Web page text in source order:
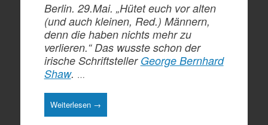
Berlin. 29.Mai. „Hütet euch vor alten
(und auch kleinen, Red.) Männern,
denn die haben nichts mehr zu
verlieren.“ Das wusste schon der
irische Schriftsteller George Bernhard
Shaw. …
Weiterlesen →